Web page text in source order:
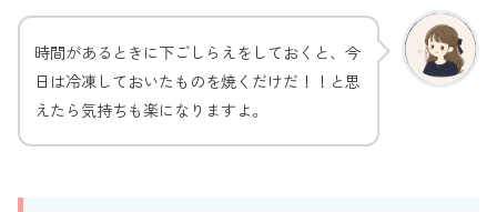
時間があるときに下ごしらえをしておくと、今
日は冷凍しておいたものを焼くだけだ！！と思
えたら気持ちも楽になりますよ。